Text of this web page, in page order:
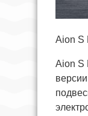
Aion S
Aion S